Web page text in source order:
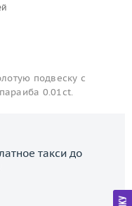
подвеску с
0.01ct.
такси до